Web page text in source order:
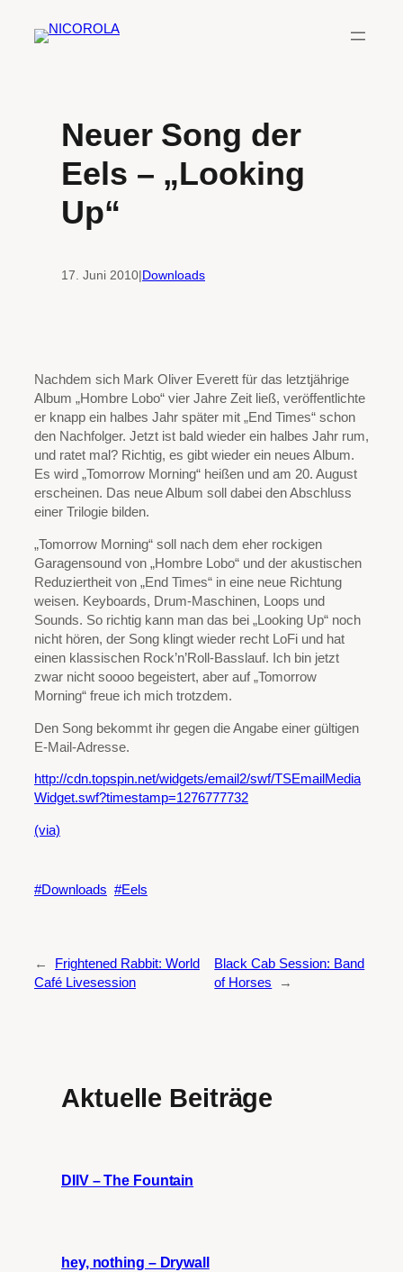
Inhalt
Neuer Song der
Eels – „Looking
Up“
17. Juni 2010|Downloads
Nachdem sich Mark Oliver Everett für das letztjährige
Album „Hombre Lobo“ vier Jahre Zeit ließ, veröffentlichte
er knapp ein halbes Jahr später mit „End Times“ schon
den Nachfolger. Jetzt ist bald wieder ein halbes Jahr rum,
und ratet mal? Richtig, es gibt wieder ein neues Album.
Es wird „Tomorrow Morning“ heißen und am 20. August
erscheinen. Das neue Album soll dabei den Abschluss
einer Trilogie bilden.
„Tomorrow Morning“ soll nach dem eher rockigen
Garagensound von „Hombre Lobo“ und der akustischen
Reduziertheit von „End Times“ in eine neue Richtung
weisen. Keyboards, Drum-Maschinen, Loops und
Sounds. So richtig kann man das bei „Looking Up“ noch
nicht hören, der Song klingt wieder recht LoFi und hat
einen klassischen Rock’n’Roll-Basslauf. Ich bin jetzt
zwar nicht soooo begeistert, aber auf „Tomorrow
Morning“ freue ich mich trotzdem.
Den Song bekommt ihr gegen die Angabe einer gültigen
E-Mail-Adresse.
http://cdn.topspin.net/widgets/email2/swf/TSEmailMedia
Widget.swf?timestamp=1276777732
(via)
Downloads Eels
←
Frightened Rabbit: World
Café Livesession
Black Cab Session: Band
of Horses
→
Aktuelle Beiträge
DIIV – The Fountain
hey, nothing – Drywall